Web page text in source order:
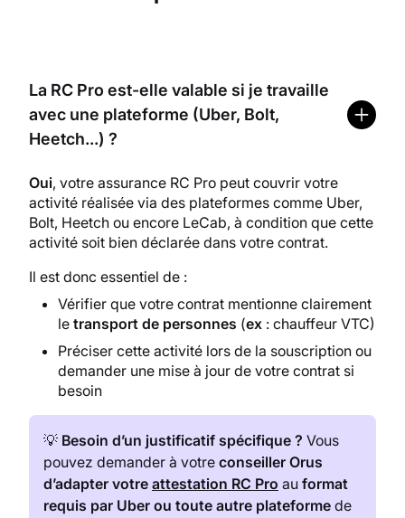
La RC Pro est-elle valable si je travaille
avec une plateforme (Uber, Bolt,
Heetch...) ?
Oui, votre assurance RC Pro peut couvrir votre
activité réalisée via des plateformes comme Uber,
Bolt, Heetch ou encore LeCab, à condition que cette
activité soit bien déclarée dans votre contrat.
Il est donc essentiel de :
Vérifier que votre contrat mentionne clairement
le transport de personnes (ex : chauffeur VTC)
Préciser cette activité lors de la souscription ou
demander une mise à jour de votre contrat si
besoin
💡 Besoin d’un justificatif spécifique ? Vous
pouvez demander à votre conseiller Orus
d’adapter votre attestation RC Pro au format
requis par Uber ou toute autre plateforme de